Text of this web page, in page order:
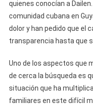
quienes conocían a
comunidad cubana en
dolor y han pedido que el
transparencia hasta que
Uno de los aspectos que
de cerca la búsqueda es
situación que ha
familiares en este difícil